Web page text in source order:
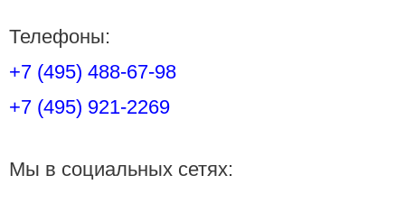
Телефоны:
+7 (495) 488-67-98
+7 (495) 921-2269
Мы в социальных сетях: